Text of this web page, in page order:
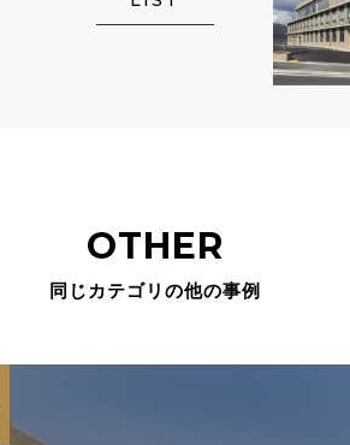
OTHER
同じカテゴリの他の事例